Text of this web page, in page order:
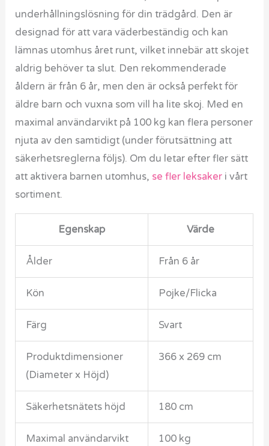
underhållningslösning för din trädgård. Den är
designad för att vara väderbeständig och kan
lämnas utomhus året runt, vilket innebär att skojet
aldrig behöver ta slut. Den rekommenderade
åldern är från 6 år, men den är också perfekt för
äldre barn och vuxna som vill ha lite skoj. Med en
maximal användarvikt på 100 kg kan flera personer
njuta av den samtidigt (under förutsättning att
säkerhetsreglerna följs). Om du letar efter fler sätt
att aktivera barnen utomhus, se fler leksaker i vårt
sortiment.
Egenskap Värde
Ålder Från 6 år
Kön Pojke/Flicka
Färg Svart
Produktdimensioner
(Diameter x Höjd)
366 x 269 cm
Säkerhetsnätets höjd 180 cm
Maximal användarvikt 100 kg